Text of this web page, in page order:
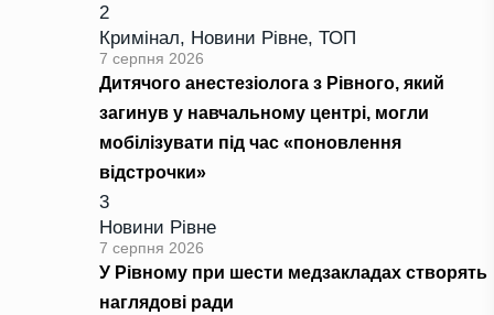
2
Кримінал, Новини Рівне, ТОП
7 серпня 2026
Дитячого анестезіолога з Рівного, який
загинув у навчальному центрі, могли
мобілізувати під час «поновлення
відстрочки»
3
Новини Рівне
7 серпня 2026
У Рівному при шести медзакладах створять
наглядові ради